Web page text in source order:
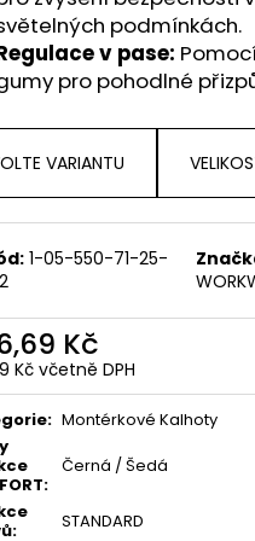
podmínkách.
v pase:
pro pohodlné
VARIANTU
1-05-550-71-25-
Kč
Kč včetně DPH
: Montérkové Kalhoty
:
Černá / Šedá
:
STANDARD